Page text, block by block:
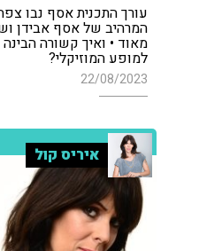
עורך התכנית אסף נבו
המרהיב של אסף אבידן
מאוד • ואיך קשורה
למופע המוזיקלי?
22/08/2023
איריס קול